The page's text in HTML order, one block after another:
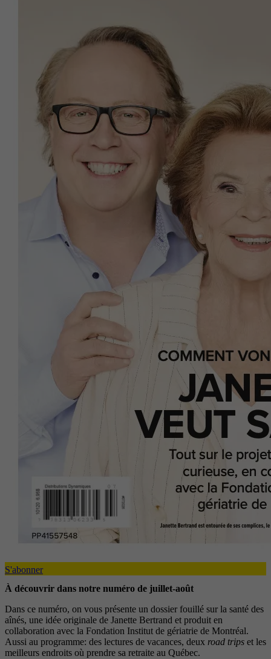
S'abonner
À découvrir dans notre numéro de juillet-août
Dans ce numéro, on vous présente un dossier fouillé sur la santé des
aînés, une idée originale de Janette Bertrand et produit en
collaboration avec la Fondation Institut de gériatrie de Montréal.
Aussi au programme: des lectures de vacances, deux road trips et les
meilleurs endroits où prendre sa retraite au Québec.